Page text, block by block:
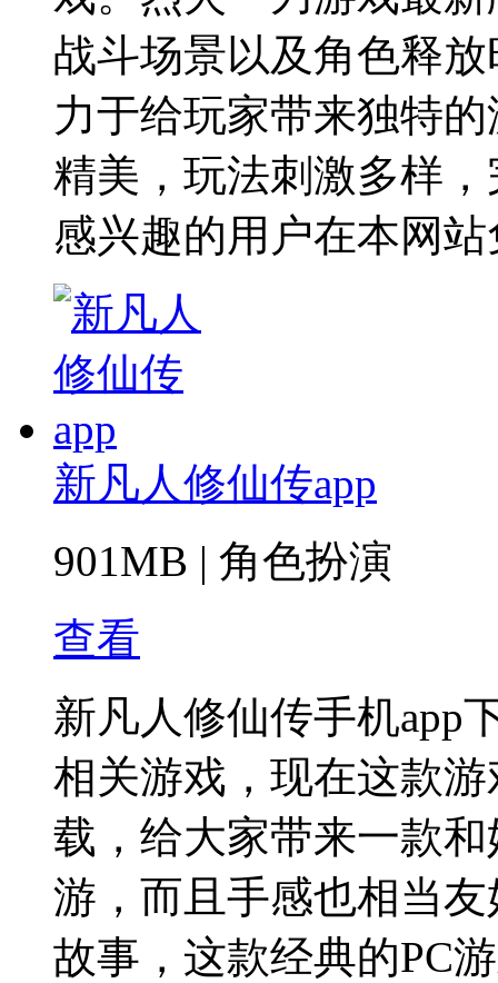
战斗场景以及角色释
力于给玩家带来独特
精美，玩法刺激多样
感兴趣的用户在本网
新凡人修仙传app
901MB | 角色扮演
查看
新凡人修仙传手机app
相关游戏，现在这款
载，给大家带来一款
游，而且手感也相当
故事，这款经典的PC